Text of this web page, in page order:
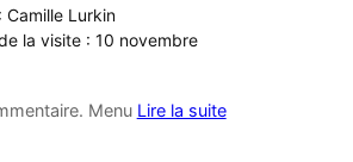
Camille Lurkin
la visite : 10 novembre
Menu Lire la suite